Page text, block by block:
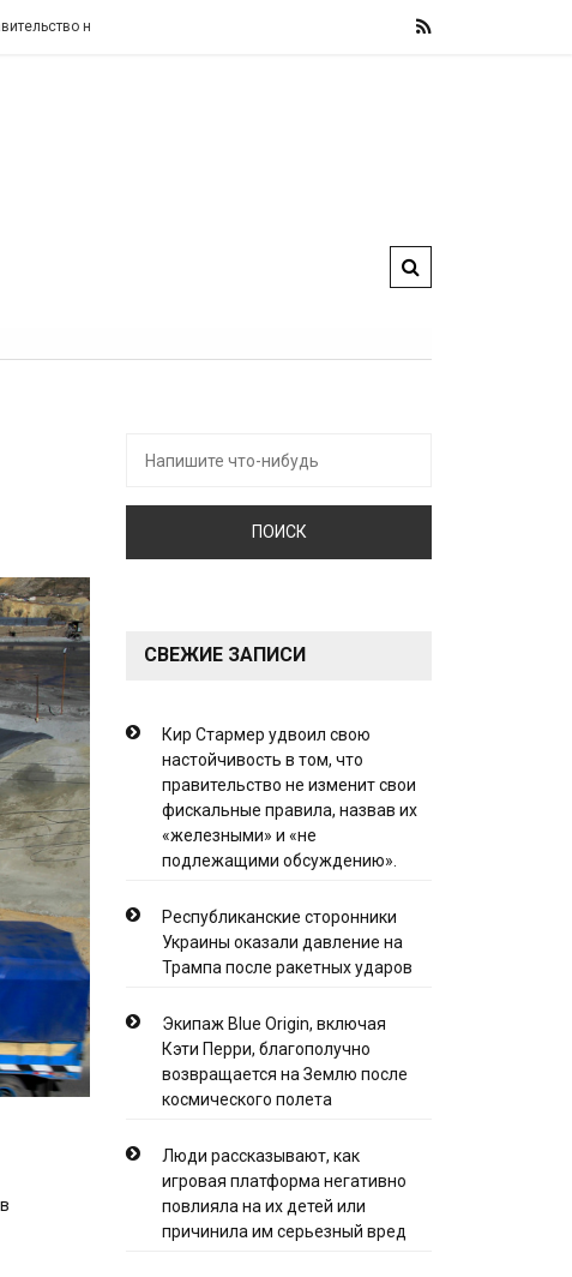
не изменит свои фискальные правила, назвав их «железными» и «не
СВЕЖИЕ ЗАПИСИ
Кир Стармер удвоил свою
настойчивость в том, что
правительство не изменит свои
фискальные правила, назвав их
«железными» и «не
подлежащими обсуждению».
Республиканские сторонники
Украины оказали давление на
Трампа после ракетных ударов
Экипаж Blue Origin, включая
Кэти Перри, благополучно
возвращается на Землю после
космического полета
Люди рассказывают, как
игровая платформа негативно
повлияла на их детей или
причинила им серьезный вред